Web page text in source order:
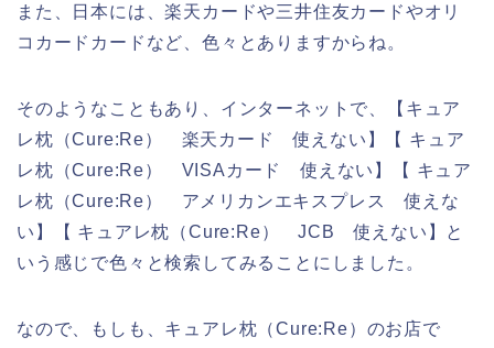
また、日本には、楽天カードや三井住友カードやオリ
コカードカードなど、色々とありますからね。
そのようなこともあり、インターネットで、【キュア
レ枕（Cure:Re） 楽天カード 使えない】【 キュア
レ枕（Cure:Re） VISAカード 使えない】【 キュア
レ枕（Cure:Re） アメリカンエキスプレス 使えな
い】【 キュアレ枕（Cure:Re） JCB 使えない】と
いう感じで色々と検索してみることにしました。
なので、もしも、キュアレ枕（Cure:Re）のお店で